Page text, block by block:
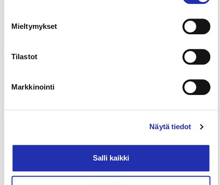
Mieltymykset
Tilastot
Markkinointi
Näytä tiedot
Salli kaikki
Projektipäällikkö
+358 3 243 4909